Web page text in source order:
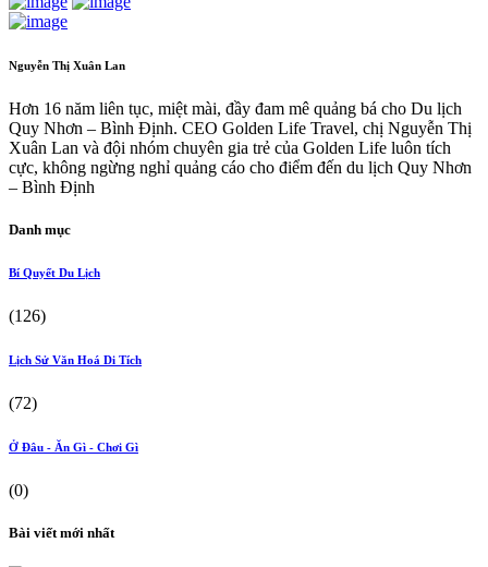
Nguyễn Thị Xuân Lan
Hơn 16 năm liên tục, miệt mài, đầy đam mê quảng bá cho Du lịch
Quy Nhơn – Bình Định. CEO Golden Life Travel, chị Nguyễn Thị
Xuân Lan và đội nhóm chuyên gia trẻ của Golden Life luôn tích
cực, không ngừng nghỉ quảng cáo cho điểm đến du lịch Quy Nhơn
– Bình Định
Danh mục
Bí Quyết Du Lịch
(126)
Lịch Sử Văn Hoá Di Tích
(72)
Ở Đâu - Ăn Gì - Chơi Gì
(0)
Bài viết mới nhất